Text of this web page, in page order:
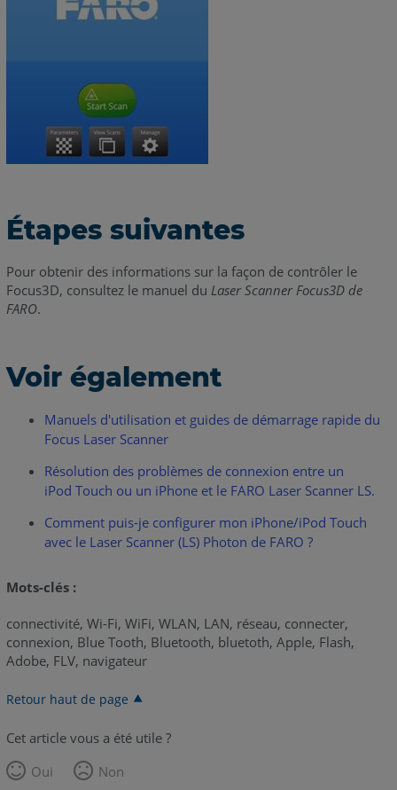
Étapes suivantes
Pour obtenir des informations sur la façon de contrôler le
Focus3D, consultez le manuel du Laser Scanner Focus3D de
FARO.
Voir également
Manuels d'utilisation et guides de démarrage rapide du
Focus Laser Scanner
Résolution des problèmes de connexion entre un
iPod Touch ou un iPhone et le FARO Laser Scanner LS.
Comment puis-je configurer mon iPhone/iPod Touch
avec le Laser Scanner (LS) Photon de FARO ?
Mots-clés :
connectivité, Wi-Fi, WiFi, WLAN, LAN, réseau, connecter,
connexion, Blue Tooth, Bluetooth, bluetoth, Apple, Flash,
Adobe, FLV, navigateur
Retour haut de page
Cet article vous a été utile ?
Oui
Non